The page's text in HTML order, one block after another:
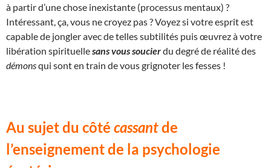
à partir d’une chose inexistante (processus mentaux) ?
Intéressant, ça, vous ne croyez pas ? Voyez si votre esprit est
capable de jongler avec de telles subtilités puis œuvrez à votre
libération spirituellesans vous soucierdu degré de réalité des
démonsqui sont en train de vous grignoter les fesses !
Au sujet du côté cassantde
l’enseignement de la psychologie